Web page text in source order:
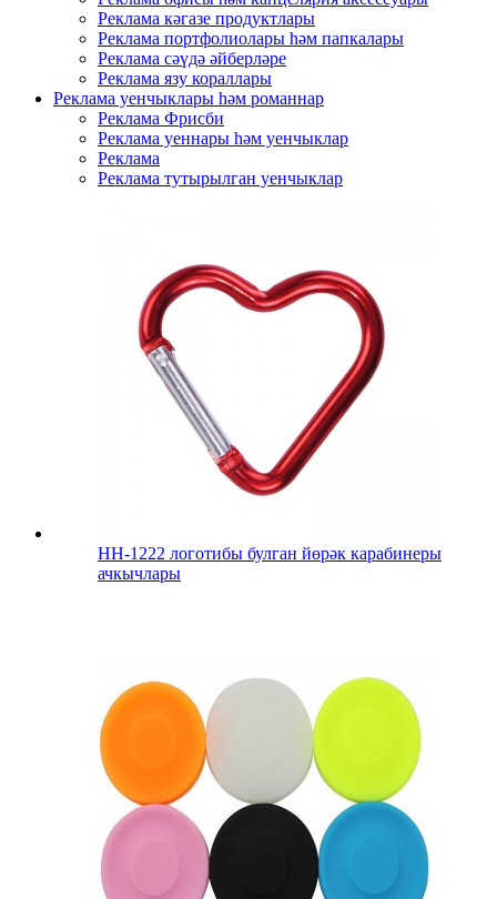
Реклама кәгазе продуктлары
Реклама портфолиолары һәм папкалары
Реклама сәүдә әйберләре
Реклама язу кораллары
Реклама уенчыклары һәм романнар
Реклама Фрисби
Реклама уеннары һәм уенчыклар
Реклама
Реклама тутырылган уенчыклар
HH-1222 логотибы булган йөрәк карабинеры
ачкычлары